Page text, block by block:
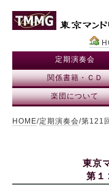
定期演奏会
関係書籍・ＣＤ
楽団について
HOME/定期演奏会/第121
東京
第１